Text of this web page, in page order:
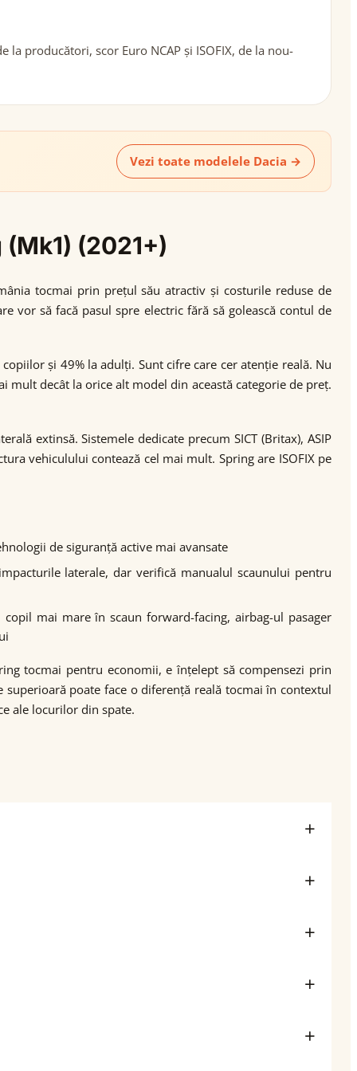
producători, scor Euro NCAP și ISOFIX, de la nou-
Vezi toate modelele Dacia →
(2021+)
tocmai prin prețul său atractiv și costurile reduse de
vor să facă pasul spre electric fără să golească contul de
și 49% la adulți. Sunt cifre care cer atenție reală. Nu
decât la orice alt model din această categorie de preț.
extinsă. Sistemele dedicate precum SICT (Britax), ASIP
vehiculului contează cel mai mult. Spring are ISOFIX pe
de siguranță active mai avansate
laterale, dar verifică manualul scaunului pentru
mai mare în scaun forward-facing, airbag-ul pasager
tocmai pentru economii, e înțelept să compensezi prin
poate face o diferență reală tocmai în contextul
ale locurilor din spate.